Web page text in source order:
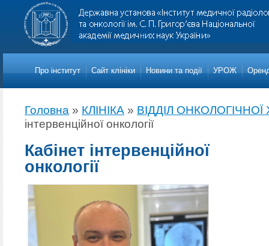
Про iнститут Сайт клініки Новини та події УРОЖ
Головна » КЛІНІКА » ВІДДІЛ ОНКОЛОГІЧНОЇ
інтервенційної онкології
Кабінет інтервенційної
онкології